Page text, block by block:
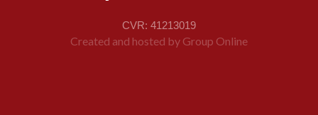
CVR: 41213019
Created and hosted by Group Online